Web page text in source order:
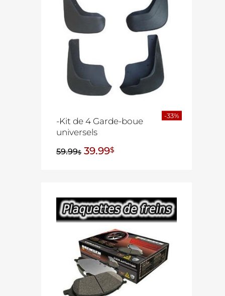
-Kit de 4 Garde-boue
universels
59.99$ 39.99$
-33%